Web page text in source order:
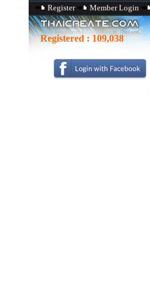
Register Member Login
Registered : 109,038